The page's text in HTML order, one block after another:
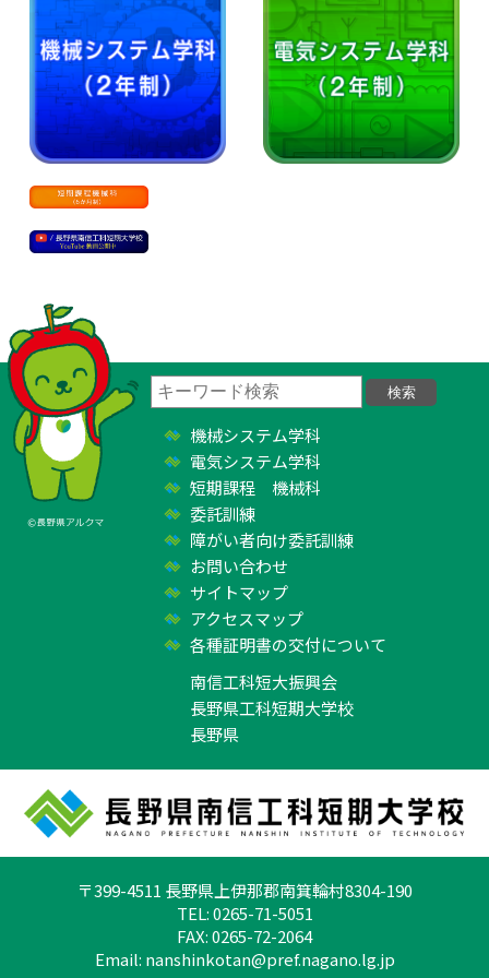
機械システム学科
電気システム学科
短期課程 機械科
委託訓練
障がい者向け委託訓練
お問い合わせ
サイトマップ
アクセスマップ
各種証明書の交付について
南信工科短大振興会
長野県工科短期大学校
長野県
〒399-4511 長野県上伊那郡南箕輪村8304-190
TEL: 0265-71-5051
FAX: 0265-72-2064
Email: nanshinkotan@pref.nagano.lg.jp